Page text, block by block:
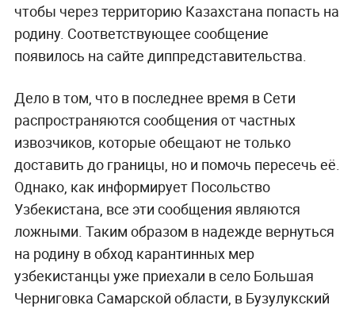
чтобы через территорию Казахстана попасть на
родину. Соответствующее сообщение
появилось на сайте диппредставительства.
Дело в том, что в последнее время в Сети
распространяются сообщения от частных
извозчиков, которые обещают не только
доставить до границы, но и помочь пересечь её.
Однако, как информирует Посольство
Узбекистана, все эти сообщения являются
ложными. Таким образом в надежде вернуться
на родину в обход карантинных мер
узбекистанцы уже приехали в село Большая
Черниговка Самарской области, в Бузулукский